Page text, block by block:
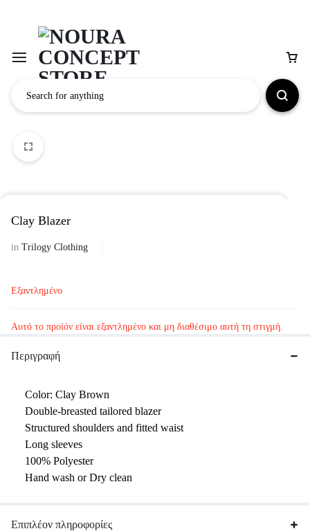
Clay Blazer
in Trilogy Clothing
Εξαντλημένο
Αυτό το προϊόν είναι εξαντλημένο και μη διαθέσιμο αυτή τη στιγμή.
Περιγραφή
Color: Clay Brown
Double-breasted tailored blazer
Structured shoulders and fitted waist
Long sleeves
100% Polyester
Hand wash or Dry clean
Επιπλέον πληροφορίες